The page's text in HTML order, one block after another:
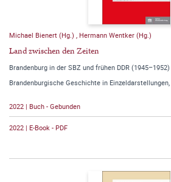
Michael Bienert (Hg.) , Hermann Wentker (Hg.)
Land zwischen den Zeiten
Brandenburg in der SBZ und frühen DDR (1945–1952)
Brandenburgische Geschichte in Einzeldarstellungen,
2022 | Buch - Gebunden
2022 | E-Book - PDF